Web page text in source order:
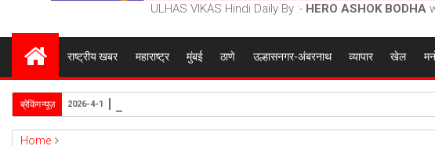
ULHAS VIKAS Hindi Daily By :- HERO ASHOK BODHA
राष्ट्रीय खबर महाराष्ट्र मुंबई ठाणे उल्हासनगर-अंबरनाथ व्यापार खेल
ब्रेकिंग न्यूज़ 2026-4-1
Home